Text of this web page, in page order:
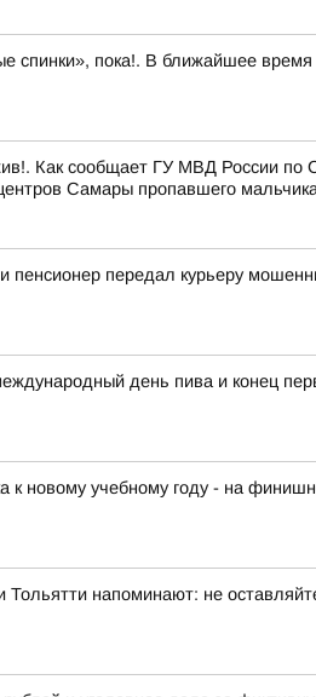
спинки», пока!. В ближайшее
Как сообщает ГУ МВД России по
Самары пропавшего
пенсионер передал курьеру
день пива и конец
к новому учебному году - на
Тольятти напоминают: не